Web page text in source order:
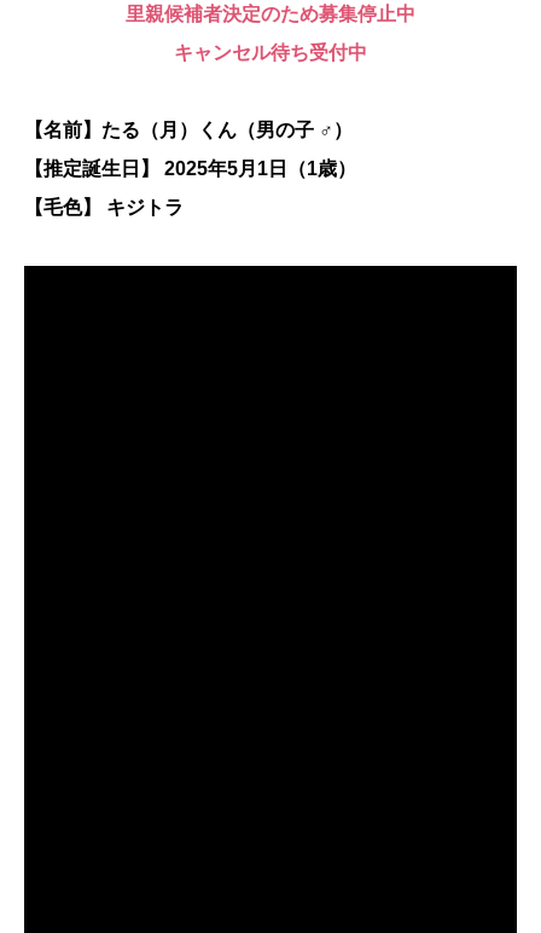
里親候補者決定のため募集停止中
キャンセル待ち受付中
【名前】たる（月）くん（男の子 ♂）
【推定誕生日】 2025年5月1日（1歳）
【毛色】 キジトラ